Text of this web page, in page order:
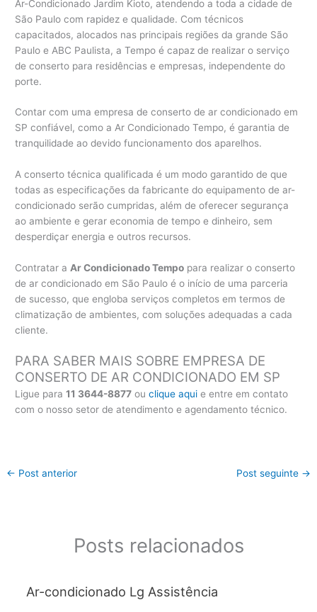
Ar-Condicionado Jardim Kioto, atendendo a toda a cidade de
São Paulo com rapidez e qualidade. Com técnicos
capacitados, alocados nas principais regiões da grande São
Paulo e ABC Paulista, a Tempo é capaz de realizar o serviço
de conserto para residências e empresas, independente do
porte.
Contar com uma empresa de conserto de ar condicionado em
SP confiável, como a Ar Condicionado Tempo, é garantia de
tranquilidade ao devido funcionamento dos aparelhos.
A conserto técnica qualificada é um modo garantido de que
todas as especificações da fabricante do equipamento de ar-
condicionado serão cumpridas, além de oferecer segurança
ao ambiente e gerar economia de tempo e dinheiro, sem
desperdiçar energia e outros recursos.
Contratar a Ar Condicionado Tempo para realizar o conserto
de ar condicionado em São Paulo é o início de uma parceria
de sucesso, que engloba serviços completos em termos de
climatização de ambientes, com soluções adequadas a cada
cliente.
PARA SABER MAIS SOBRE EMPRESA DE
CONSERTO DE AR CONDICIONADO EM SP
Ligue para11 3644-8877 ouclique aqui e entre em contato
com o nosso setor de atendimento e agendamento técnico.
← Post anterior Post seguinte →
Posts relacionados
Ar-condicionado Lg Assistência